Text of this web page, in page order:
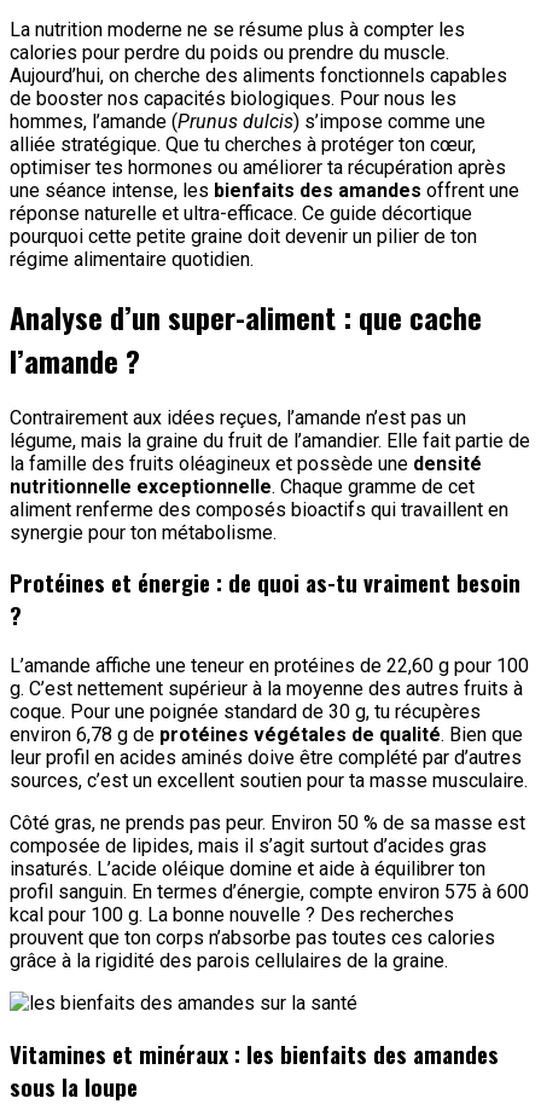
La nutrition moderne ne se résume plus à compter les
calories pour perdre du poids ou prendre du muscle.
Aujourd’hui, on cherche des aliments fonctionnels capables
de booster nos capacités biologiques. Pour nous les
hommes, l’amande (Prunus dulcis) s’impose comme une
alliée stratégique. Que tu cherches à protéger ton cœur,
optimiser tes hormones ou améliorer ta récupération après
une séance intense, les bienfaits des amandes offrent une
réponse naturelle et ultra-efficace. Ce guide décortique
pourquoi cette petite graine doit devenir un pilier de ton
régime alimentaire quotidien.
Analyse d’un super-aliment : que cache
l’amande ?
Contrairement aux idées reçues, l’amande n’est pas un
légume, mais la graine du fruit de l’amandier. Elle fait partie de
la famille des fruits oléagineux et possède une densité
nutritionnelle exceptionnelle. Chaque gramme de cet
aliment renferme des composés bioactifs qui travaillent en
synergie pour ton métabolisme.
Protéines et énergie : de quoi as-tu vraiment besoin
?
L’amande affiche une teneur en protéines de 22,60 g pour 100
g. C’est nettement supérieur à la moyenne des autres fruits à
coque. Pour une poignée standard de 30 g, tu récupères
environ 6,78 g de protéines végétales de qualité. Bien que
leur profil en acides aminés doive être complété par d’autres
sources, c’est un excellent soutien pour ta masse musculaire.
Côté gras, ne prends pas peur. Environ 50 % de sa masse est
composée de lipides, mais il s’agit surtout d’acides gras
insaturés. L’acide oléique domine et aide à équilibrer ton
profil sanguin. En termes d’énergie, compte environ 575 à 600
kcal pour 100 g. La bonne nouvelle ? Des recherches
prouvent que ton corps n’absorbe pas toutes ces calories
grâce à la rigidité des parois cellulaires de la graine.
Vitamines et minéraux : les bienfaits des amandes
sous la loupe